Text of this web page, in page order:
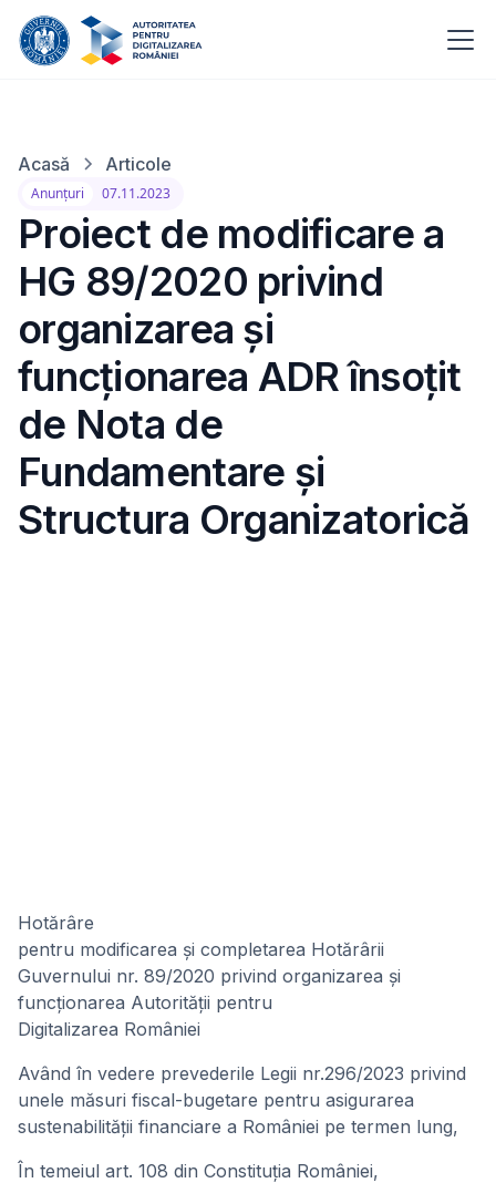
Acasă Articole
Anunțuri 07.11.2023
Proiect de modificare a
HG 89/2020 privind
organizarea și
funcționarea ADR însoțit
de Nota de
Fundamentare și
Structura Organizatorică
Hotărâre
pentru modificarea şi completarea Hotărârii
Guvernului nr. 89/2020 privind organizarea şi
funcţionarea Autorității pentru
Digitalizarea României
Având în vedere prevederile Legii nr.296/2023 privind
unele măsuri fiscal-bugetare pentru asigurarea
sustenabilităţii financiare a României pe termen lung,
În temeiul art. 108 din Constituția României,